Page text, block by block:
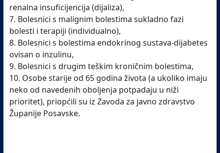
renalna insuficijencija (dijaliza),
7. Bolesnici s malignim bolestima sukladno fazi
bolesti i terapiji (individualno),
8. Bolesnici s bolestima endokrinog sustava-dijabetes
ovisan o inzulinu,
9. Bolesnici s drugim teškim kroničnim bolestima,
10. Osobe starije od 65 godina života (a ukoliko imaju
neko od navedenih oboljenja potpadaju u niži
prioritet), priopćili su iz Zavoda za javno zdravstvo
Županije Posavske.